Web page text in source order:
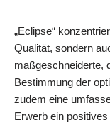
„Eclipse“
Qualität, sondern
maßgeschneiderte,
Bestimmung der
zudem eine
Erwerb ein